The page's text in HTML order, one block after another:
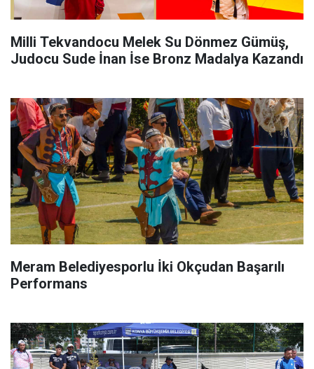
Milli Tekvandocu Melek Su Dönmez Gümüş,
Judocu Sude İnan İse Bronz Madalya Kazandı
Meram Belediyesporlu İki Okçudan Başarılı
Performans